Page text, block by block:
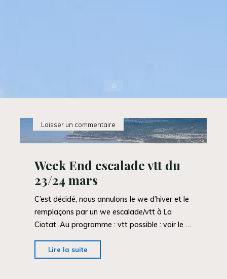
Laisser un commentaire
Week End escalade vtt du
23/24 mars
C’est décidé, nous annulons le we d’hiver et le
remplaçons par un we escalade/vtt à La
Ciotat .Au programme : vtt possible : voir le …
Lire la suite
End